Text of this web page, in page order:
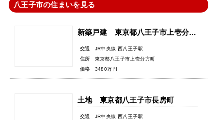
八王子市の住まいを見る
新築戸建 東京都八王子市上壱分方町
交通
JR中央線 西八王子駅
住所
東京都八王子市上壱分方町
価格
3480万円
土地 東京都八王子市長房町
交通
JR中央線 西八王子駅